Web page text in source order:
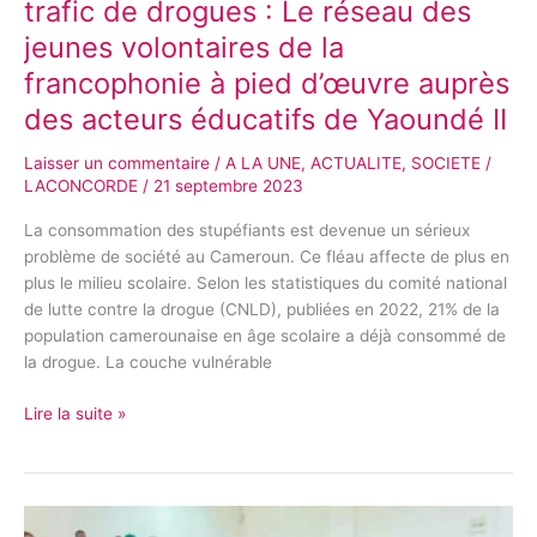
trafic de drogues : Le réseau des
jeunes volontaires de la
francophonie à pied d’œuvre auprès
des acteurs éducatifs de Yaoundé II
Laisser un commentaire / A LA UNE, ACTUALITE, SOCIETE /
LACONCORDE / 21 septembre 2023
La consommation des stupéfiants est devenue un sérieux
problème de société au Cameroun. Ce fléau affecte de plus en
plus le milieu scolaire. Selon les statistiques du comité national
de lutte contre la drogue (CNLD), publiées en 2022, 21% de la
population camerounaise en âge scolaire a déjà consommé de
la drogue. La couche vulnérable
à
pied
d’œuvre
auprès
des
éducatifs
Yaoundé
II
Lire la suite »